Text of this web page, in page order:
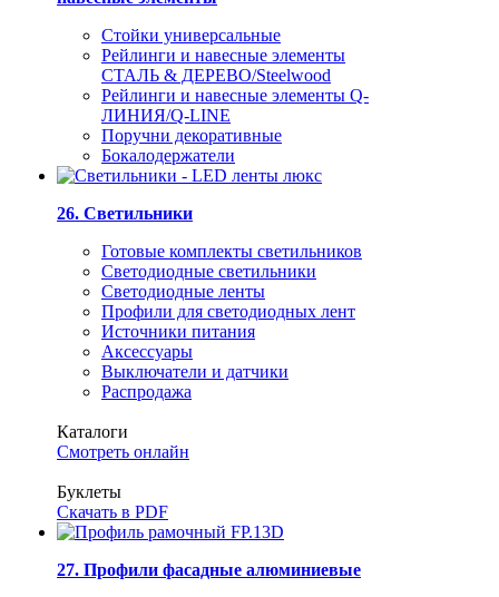
Стойки универсальные
Рейлинги и навесные элементы
СТАЛЬ & ДЕРЕВО/Steelwood
Рейлинги и навесные элементы Q-
ЛИНИЯ/Q-LINE
Поручни декоративные
Бокалодержатели
26. Светильники
Готовые комплекты светильников
Светодиодные светильники
Светодиодные ленты
Профили для светодиодных лент
Источники питания
Аксессуары
Выключатели и датчики
Распродажа
Каталоги
Смотреть онлайн
Буклеты
Скачать в PDF
27. Профили фасадные алюминиевые